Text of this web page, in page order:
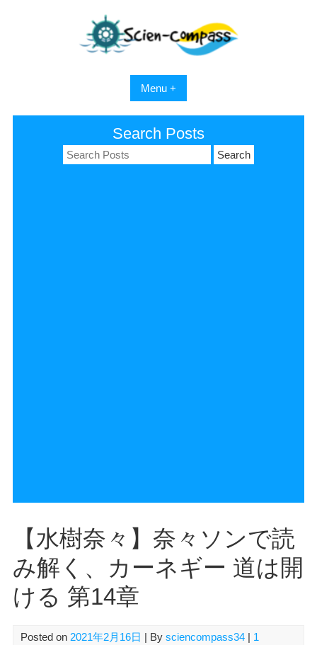
Menu +
Search Posts
Search
for:
【水樹奈々】奈々ソンで読
み解く、カーネギー 道は開
ける 第14章
Posted on 2021年2月16日 | By sciencompass34| 1